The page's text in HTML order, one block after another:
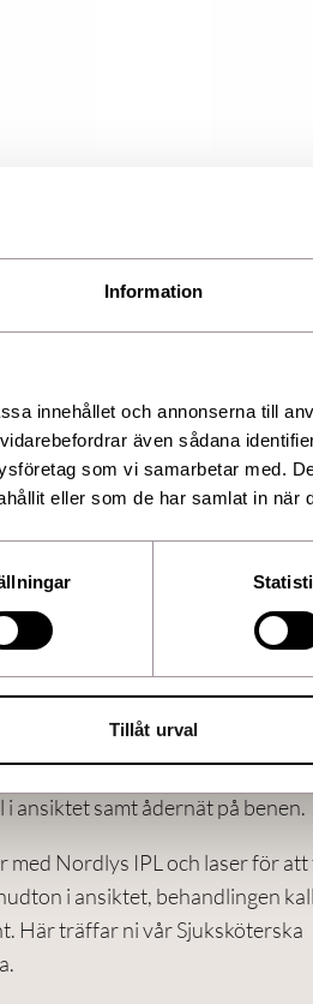
Information
innehållet och annonserna till
även sådana
som vi samarbetar med.
eller som de har samlat in när
Tillåt urval
1 329,00 kr
i ansiktet och på
tid för er att rensa upp
i ansiktet samt ådernät på benen.
med Nordlys IPL och laser för att
i ansiktet, behandlingen
Här träffar ni vår Sjuksköterska